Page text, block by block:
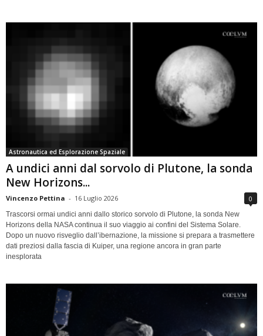
Astronautica ed Esplorazione Spaziale
A undici anni dal sorvolo di Plutone, la sonda
New Horizons...
Vincenzo Pettina - 16 Luglio 2026 0
Trascorsi ormai undici anni dallo storico sorvolo di Plutone, la sonda New
Horizons della NASA continua il suo viaggio ai confini del Sistema Solare.
Dopo un nuovo risveglio dall’ibernazione, la missione si prepara a trasmettere
dati preziosi dalla fascia di Kuiper, una regione ancora in gran parte
inesplorata